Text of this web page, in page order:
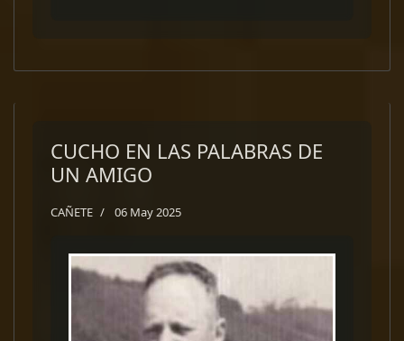
CUCHO EN LAS PALABRAS DE
UN AMIGO
CAÑETE 06 May 2025